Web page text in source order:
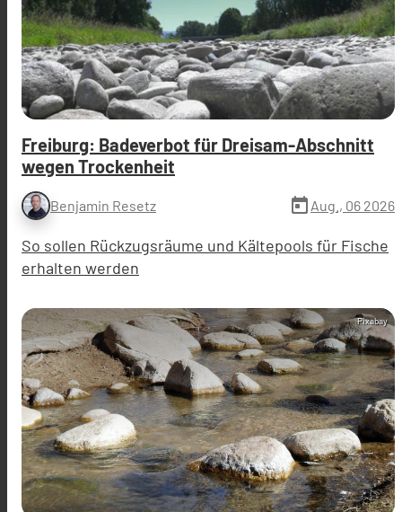
Freiburg: Badeverbot für Dreisam-Abschnitt
wegen Trockenheit
Benjamin Resetz today Aug., 06 2026
So sollen Rückzugsräume und Kältepools für Fische
erhalten werden
Pixabay